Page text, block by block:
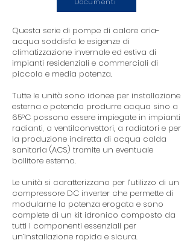
Documenti
Questa serie di pompe di calore aria-
acqua soddisfa le esigenze di
climatizzazione invernale ed estiva di
impianti residenziali e commerciali di
piccola e media potenza.
Tutte le unità sono idonee per installazione
esterna e potendo produrre acqua sino a
65°C possono essere impiegate in impianti
radianti, a ventilconvettori, a radiatori e per
la produzione indiretta di acqua calda
sanitaria (ACS) tramite un eventuale
bollitore esterno.
Le unità si caratterizzano per l’utilizzo di un
compressore DC inverter che permette di
modularne la potenza erogata e sono
complete di un kit idronico composto da
tutti i componenti essenziali per
un’installazione rapida e sicura.